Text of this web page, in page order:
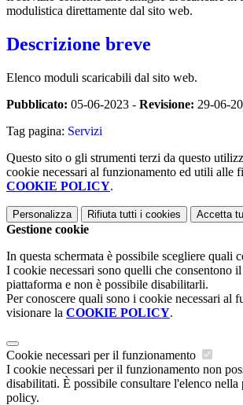
modulistica direttamente dal sito web.
Descrizione breve
Elenco moduli scaricabili dal sito web.
Pubblicato: 05-06-2023 - Revisione: 29-06-
Tag pagina: Servizi
Questo sito o gli strumenti terzi da questo
cookie necessari al funzionamento ed utili alle
COOKIE POLICY.
Personalizza Rifiuta tutti i cookies Accetta
Gestione cookie
In questa schermata è possibile scegliere quali
I cookie necessari sono quelli che consentono
piattaforma e non è possibile disabilitarli.
Per conoscere quali sono i cookie necessari al
visionare la COOKIE POLICY.
Cookie necessari per il funzionamento
I cookie necessari per il funzionamento non
disabilitati. È possibile consultare l'elenco nella
policy.